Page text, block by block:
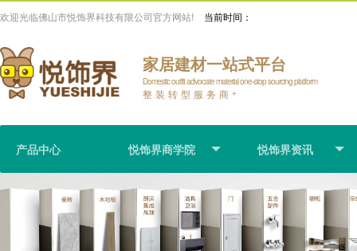
欢迎光临佛山市悦饰界科技有限公司官方网站! 当前时间：
家居建材一站式平台
Domestic outfit advocate material one-stop sourcing platform
整装转型服务商 +
产品中心 悦饰界商学院 悦饰界资讯